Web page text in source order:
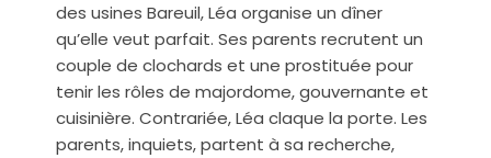
des usines Bareuil, Léa organise un dîner
qu’elle veut parfait. Ses parents recrutent un
couple de clochards et une prostituée pour
tenir les rôles de majordome, gouvernante et
cuisinière. Contrariée, Léa claque la porte. Les
parents, inquiets, partent à sa recherche,